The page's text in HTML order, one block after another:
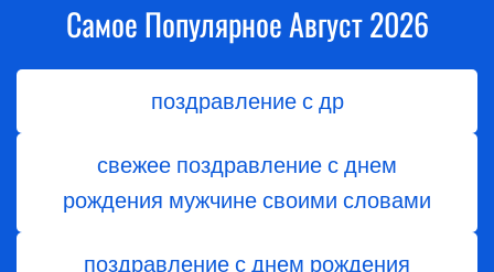
Самое Популярное Август 2026
поздравление с др
свежее поздравление с днем
рождения мужчине своими словами
поздравление с днем рождения